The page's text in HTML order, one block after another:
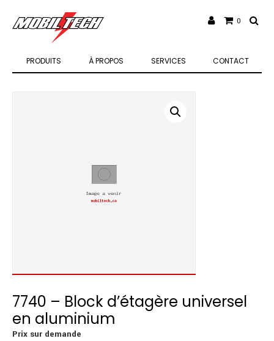
PRODUITS À PROPOS SERVICES CONTACT
0
7740 – Block d’étagère universel
en aluminium
Prix sur demande